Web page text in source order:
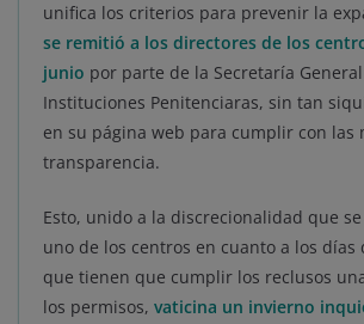
unifica los criterios para prevenir la
se remitió a los directores de los
junio por parte de la Secretaría
Instituciones Penitenciaras, sin tan
en su página web para cumplir con las
transparencia.
Esto, unido a la discrecionalidad que
uno de los centros en cuanto a los días
que tienen que cumplir los reclusos
los permisos, vaticina un invierno